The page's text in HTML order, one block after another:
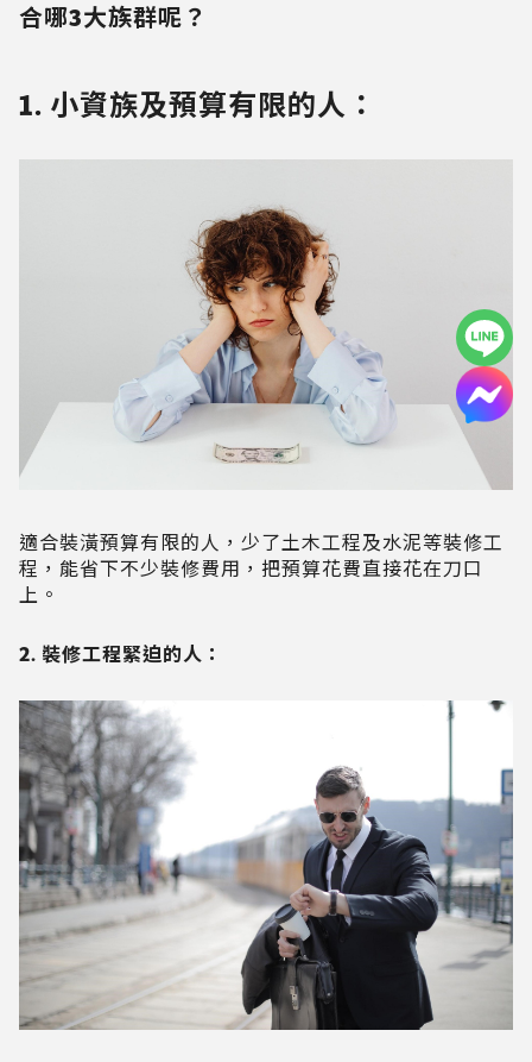
合哪3大族群呢？
1. 小資族及預算有限的人：
適合裝潢預算有限的人，少了土木工程及水泥等裝修工
程，能省下不少裝修費用，把預算花費直接花在刀口
上。
2. 裝修工程緊迫的人：